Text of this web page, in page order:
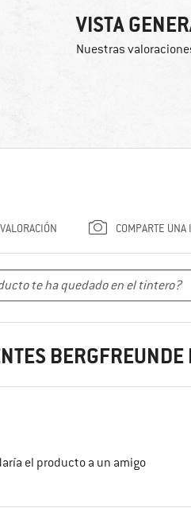
VISTA
Nuestras
COMPARTE UNA
el producto a un amigo